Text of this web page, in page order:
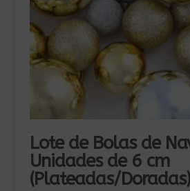
Lote de Bolas de
Unidades de 6 cm
(Plateadas/Doradas)